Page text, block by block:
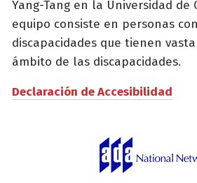
Yang-Tang en la Universidad de
equipo consiste en personas
discapacidades que tienen
ámbito de las discapacidades.
Declaración de Accesibilidad